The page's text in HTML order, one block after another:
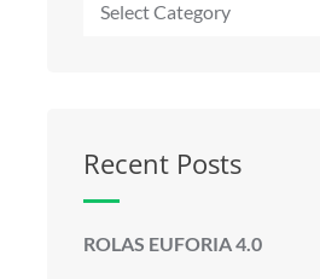
Recent Posts
ROLAS EUFORIA 4.0